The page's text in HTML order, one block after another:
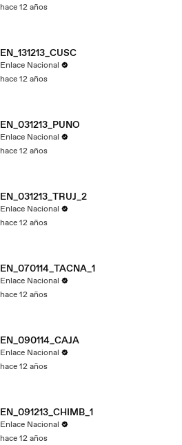
hace 12 años
EN_131213_CUSC
Enlace Nacional
hace 12 años
EN_031213_PUNO
Enlace Nacional
hace 12 años
EN_031213_TRUJ_2
Enlace Nacional
hace 12 años
EN_070114_TACNA_1
Enlace Nacional
hace 12 años
EN_090114_CAJA
Enlace Nacional
hace 12 años
EN_091213_CHIMB_1
Enlace Nacional
hace 12 años